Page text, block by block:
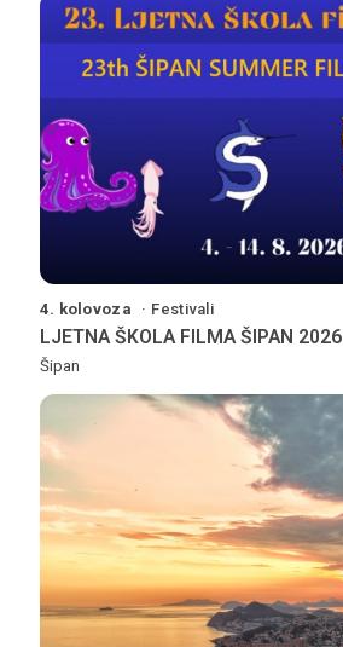
4. kolovoza Festivali
LJETNA ŠKOLA FILMA ŠIPAN 2026
Šipan